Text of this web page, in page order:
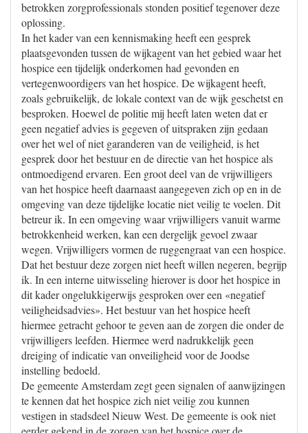
betrokken zorgprofessionals stonden positief tegenover deze
oplossing.
In het kader van een kennismaking heeft een gesprek
plaatsgevonden tussen de wijkagent van het gebied waar het
hospice een tijdelijk onderkomen had gevonden en
vertegenwoordigers van het hospice. De wijkagent heeft,
zoals gebruikelijk, de lokale context van de wijk geschetst en
besproken. Hoewel de politie mij heeft laten weten dat er
geen negatief advies is gegeven of uitspraken zijn gedaan
over het wel of niet garanderen van de veiligheid, is het
gesprek door het bestuur en de directie van het hospice als
ontmoedigend ervaren. Een groot deel van de vrijwilligers
van het hospice heeft daarnaast aangegeven zich op en in de
omgeving van deze tijdelijke locatie niet veilig te voelen. Dit
betreur ik. In een omgeving waar vrijwilligers vanuit warme
betrokkenheid werken, kan een dergelijk gevoel zwaar
wegen. Vrijwilligers vormen de ruggengraat van een hospice.
Dat het bestuur deze zorgen niet heeft willen negeren, begrijp
ik. In een interne uitwisseling hierover is door het hospice in
dit kader ongelukkigerwijs gesproken over een «negatief
veiligheidsadvies». Het bestuur van het hospice heeft
hiermee getracht gehoor te geven aan de zorgen die onder de
vrijwilligers leefden. Hiermee werd nadrukkelijk geen
dreiging of indicatie van onveiligheid voor de Joodse
instelling bedoeld.
De gemeente Amsterdam zegt geen signalen of aanwijzingen
te kennen dat het hospice zich niet veilig zou kunnen
vestigen in stadsdeel Nieuw West. De gemeente is ook niet